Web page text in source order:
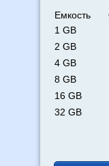
Емкость
1 GB
2 GB
4 GB
8 GB
16 GB
32 GB